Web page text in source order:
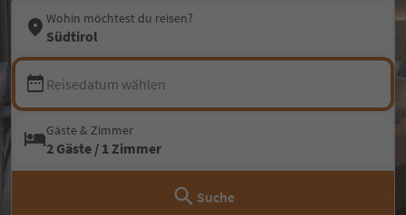
Wohin möchtest du reisen?
Südtirol
Reisedatum wählen
Gäste & Zimmer
2 Gäste / 1 Zimmer
Suche